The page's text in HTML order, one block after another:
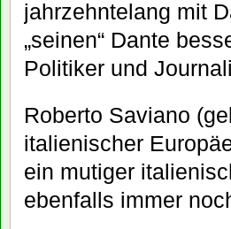
jahrzehntelang mit
„seinen“ Dante
Politiker und
Roberto Saviano
italienischer
ein mutiger
ebenfalls immer